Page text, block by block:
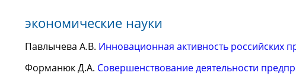
экономические науки
Павлычева А.В. Инновационная активность российских
Форманюк Д.А. Совершенствование деятельности